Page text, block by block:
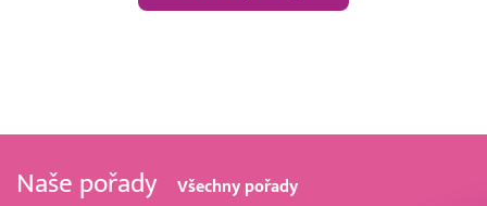
Naše pořady Všechny pořady